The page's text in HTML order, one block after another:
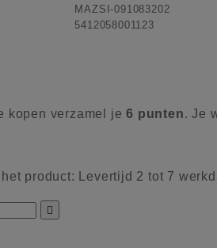
MAZSI-091083202
5412058001123
kopen verzamel je6 punten. Je
product:
Levertijd 2 tot 7
